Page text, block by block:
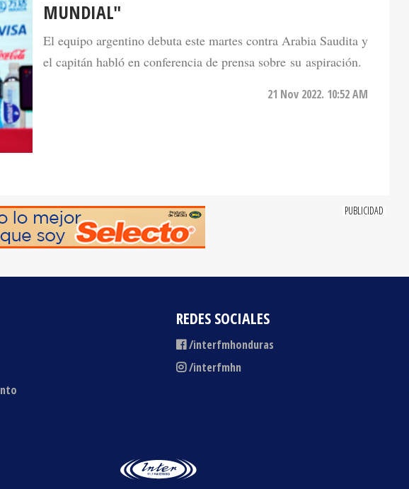
El equipo argentino debuta este martes contra Arabia Saudita y
el capitán habló en conferencia de prensa sobre su aspiración.
21 Nov 2022. 10:52 AM
REDES SOCIALES
/interfmhonduras
/interfmhn